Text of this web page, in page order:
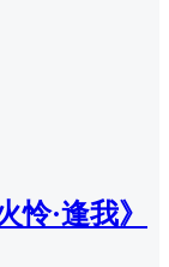
·逢我》